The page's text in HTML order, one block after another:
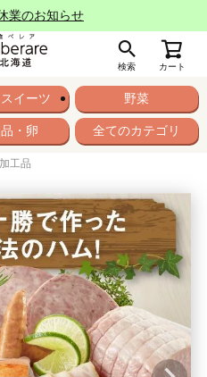
業のお知らせ
検索 カート
イーツ 野菜
・卵 全てのカテゴリ
工品